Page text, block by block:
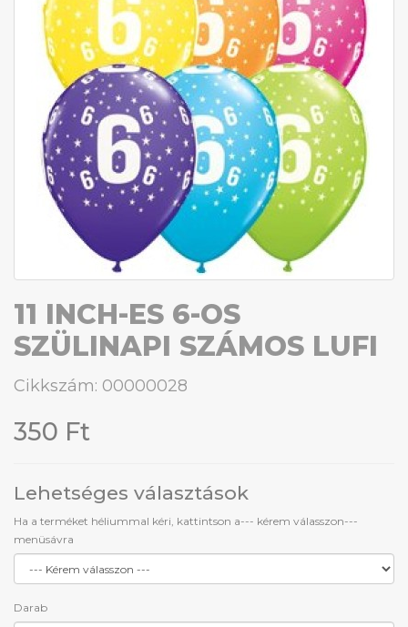
11 INCH-ES 6-OS
SZÜLINAPI SZÁMOS LUFI
Cikkszám: 00000028
350 Ft
Lehetséges választások
Ha a terméket héliummal kéri, kattintson a--- kérem válasszon---
menüsávra
Darab